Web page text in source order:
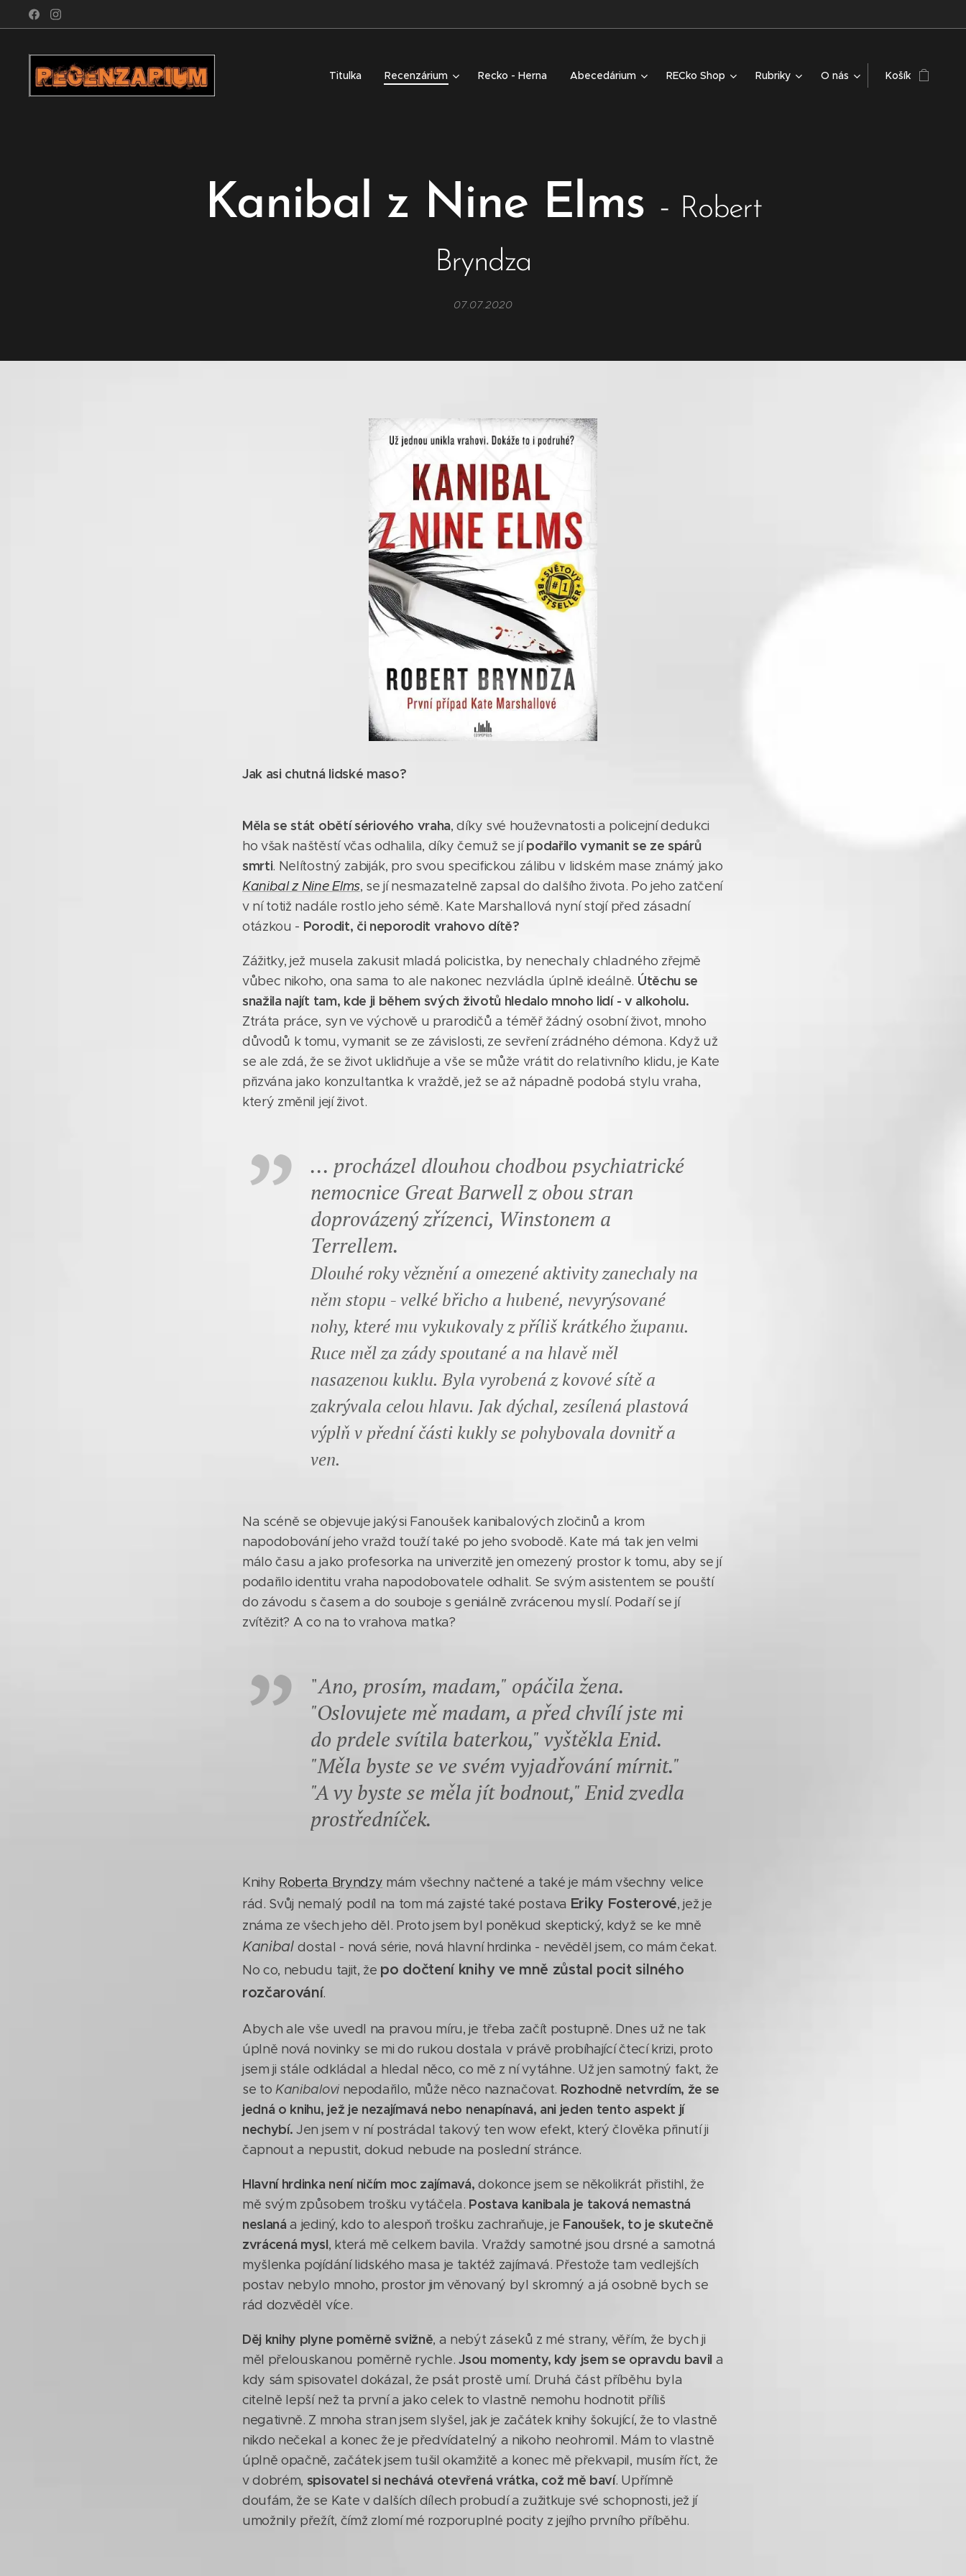
Titulka Recenzárium Recko - Herna Abecedárium RECko Shop Rubriky O nás Košík
Kanibal z Nine Elms - Robert
Bryndza
07.07.2020
Jak asi chutná lidské maso?
Měla se stát obětí sériového vraha, díky své houževnatosti a policejní dedukci
ho však naštěstí včas odhalila, díky čemuž se jípodařilo vymanit se ze spárů
smrti. Nelítostný zabiják, pro svou specifickou zálibu v lidském mase známý jako
Kanibal z Nine Elms, se jí nesmazatelně zapsal do dalšího života. Po jeho zatčení
v ní totiž nadále rostlo jeho sémě. Kate Marshallová nyní stojí před zásadní
otázkou - Porodit, či neporodit vrahovo dítě?
Zážitky, jež musela zakusit mladá policistka, by nenechaly chladného zřejmě
vůbec nikoho, ona sama to ale nakonec nezvládla úplně ideálně. Útěchu se
snažila najít tam, kde ji během svých životů hledalo mnoho lidí - v alkoholu.
Ztráta práce, syn ve výchově u prarodičů a téměř žádný osobní život, mnoho
důvodů k tomu, vymanit se ze závislosti, ze sevření zrádného démona. Když už
se ale zdá, že se život uklidňuje a vše se může vrátit do relativního klidu, je Kate
přizvána jako konzultantka k vraždě, jež se až nápadně podobá stylu vraha,
který změnil její život.
... procházel dlouhou chodbou psychiatrické
nemocnice Great Barwell z obou stran
doprovázený zřízenci, Winstonem a
Terrellem.
Dlouhé roky věznění a omezené aktivity zanechaly na
něm stopu - velké břicho a hubené, nevyrýsované
nohy, které mu vykukovaly z příliš krátkého županu.
Ruce měl za zády spoutané a na hlavě měl
nasazenou kuklu. Byla vyrobená z kovové sítě a
zakrývala celou hlavu. Jak dýchal, zesílená plastová
výplň v přední části kukly se pohybovala dovnitř a
ven.
Na scéně se objevuje jakýsi Fanoušek kanibalových zločinů a krom
napodobování jeho vražd touží také po jeho svobodě. Kate má tak jen velmi
málo času a jako profesorka na univerzitě jen omezený prostor k tomu, aby se jí
podařilo identitu vraha napodobovatele odhalit. Se svým asistentem se pouští
do závodu s časem a do souboje s geniálně zvrácenou myslí. Podaří se jí
zvítězit? A co na to vrahova matka?
"Ano, prosím, madam," opáčila žena.
"Oslovujete mě madam, a před chvílí jste mi
do prdele svítila baterkou," vyštěkla Enid.
"Měla byste se ve svém vyjadřování mírnit."
"A vy byste se měla jít bodnout," Enid zvedla
prostředníček.
Knihy Roberta Bryndzy mám všechny načtené a také je mám všechny velice
rád. Svůj nemalý podíl na tom má zajisté také postava Eriky Fosterové, jež je
známa ze všech jeho děl. Proto jsem byl poněkud skeptický, když se ke mně
Kanibaldostal - nová série, nová hlavní hrdinka - nevěděl jsem, co mám čekat.
No co, nebudu tajit, že po dočtení knihy ve mně zůstal pocit silného
rozčarování.
Abych ale vše uvedl na pravou míru, je třeba začít postupně. Dnes už ne tak
úplně nová novinky se mi do rukou dostala v právě probíhající čtecí krizi, proto
jsem ji stále odkládal a hledal něco, co mě z ní vytáhne. Už jen samotný fakt, že
se toKanibalovinepodařilo, může něco naznačovat. Rozhodně netvrdím, že se
jedná o knihu, jež je nezajímavá nebo nenapínavá, ani jeden tento aspekt jí
nechybí. Jen jsem v ní postrádal takový ten wow efekt, který člověka přinutí ji
čapnout a nepustit, dokud nebude na poslední stránce.
Hlavní hrdinka není ničím moc zajímavá, dokonce jsem se několikrát přistihl, že
mě svým způsobem trošku vytáčela. Postava kanibala je taková nemastná
neslaná a jediný, kdo to alespoň trošku zachraňuje, je Fanoušek, to je skutečně
zvrácená mysl, která mě celkem bavila. Vraždy samotné jsou drsné a samotná
myšlenka pojídání lidského masa je taktéž zajímavá. Přestože tam vedlejších
postav nebylo mnoho, prostor jim věnovaný byl skromný a já osobně bych se
rád dozvěděl více.
Děj knihy plyne poměrně svižně, a nebýt záseků z mé strany, věřím, že bych ji
měl přelouskanou poměrně rychle.Jsou momenty, kdy jsem se opravdu bavila
kdy sám spisovatel dokázal, že psát prostě umí. Druhá část příběhu byla
citelně lepší než ta první a jako celek to vlastně nemohu hodnotit příliš
negativně. Z mnoha stran jsem slyšel, jak je začátek knihy šokující, že to vlastně
nikdo nečekal a konec že je předvídatelný a nikoho neohromil. Mám to vlastně
úplně opačně, začátek jsem tušil okamžitě a konec mě překvapil, musím říct, že
v dobrém, spisovatel si nechává otevřená vrátka, což mě baví. Upřímně
doufám, že se Kate v dalších dílech probudí a zužitkuje své schopnosti, jež jí
umožnily přežít, čímž zlomí mé rozporuplné pocity z jejího prvního příběhu.